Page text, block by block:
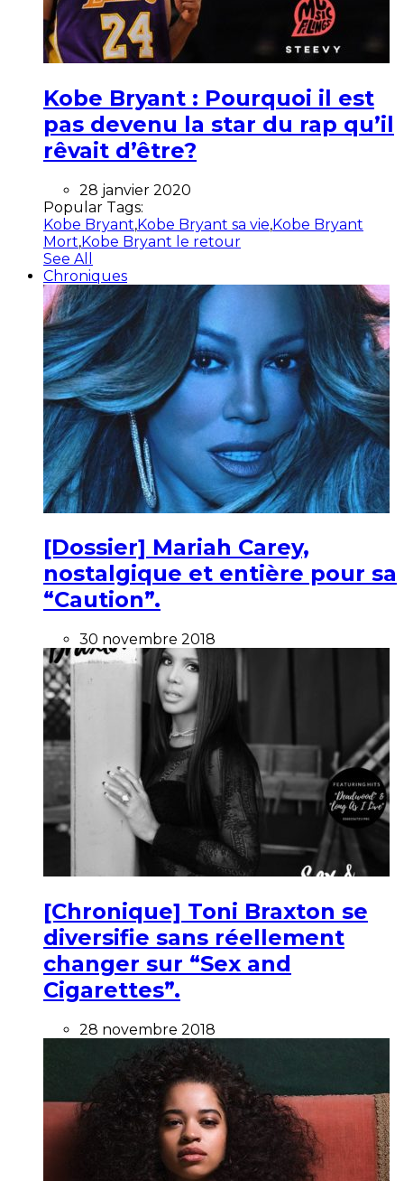
Kobe Bryant : Pourquoi il est
pas devenu la star du rap qu’il
rêvait d’être?
28 janvier 2020
Popular Tags:
Kobe Bryant,Kobe Bryant sa vie,Kobe Bryant
Mort,Kobe Bryant le retour
See All
Chroniques
[Dossier] Mariah Carey,
nostalgique et entière pour sa
“Caution”.
30 novembre 2018
[Chronique] Toni Braxton se
diversifie sans réellement
changer sur “Sex and
Cigarettes”.
28 novembre 2018